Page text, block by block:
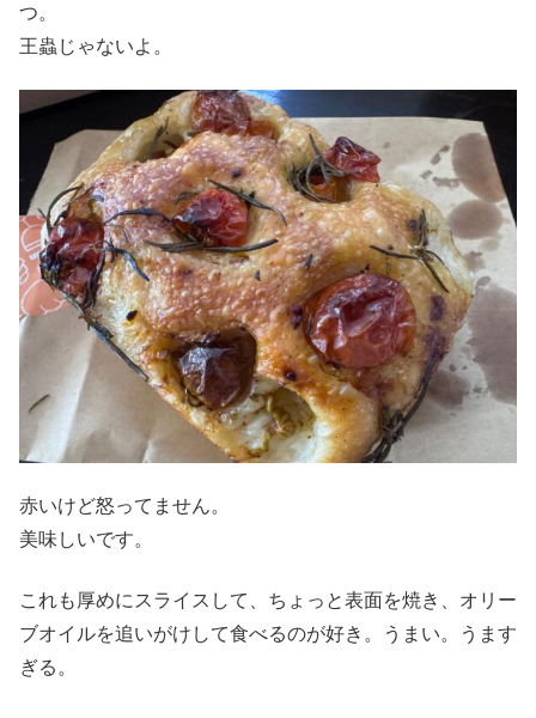
つ。
王蟲じゃないよ。
赤いけど怒ってません。
美味しいです。
これも厚めにスライスして、ちょっと表面を焼き、オリー
ブオイルを追いがけして食べるのが好き。うまい。うます
ぎる。